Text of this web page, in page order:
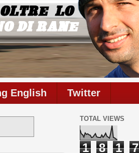
English Twitter
TOTAL VIEWS
1 8 1 7